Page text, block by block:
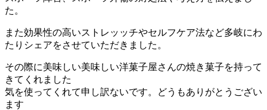
た。
また効果性の高いストレッッチやセルフケア法など多岐にわ
たりシェアをさせていただきました。
その際に美味しい美味しい洋菓子屋さんの焼き菓子を持って
きてくれました
気を使ってくれて申し訳ないです。どうもありがとうござい
ます